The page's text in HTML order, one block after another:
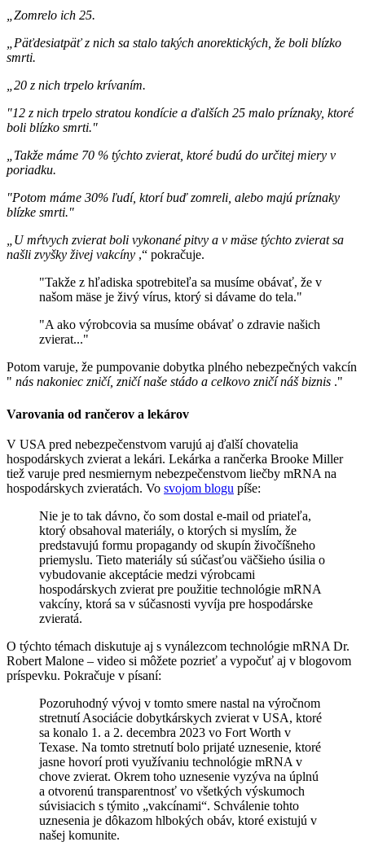
„Zomrelo ich 25.
„Päťdesiatpäť z nich sa stalo takých anorektických, že boli blízko
smrti.
„20 z nich trpelo krívaním.
"12 z nich trpelo stratou kondície a ďalších 25 malo príznaky, ktoré
boli blízko smrti."
„Takže máme 70 % týchto zvierat, ktoré budú do určitej miery v
poriadku.
"Potom máme 30% ľudí, ktorí buď zomreli, alebo majú príznaky
blízke smrti."
„U mŕtvych zvierat boli vykonané pitvy a v mäse týchto zvierat sa
našli zvyšky živej vakcíny ,“ pokračuje.
"Takže z hľadiska spotrebiteľa sa musíme obávať, že v
našom mäse je živý vírus, ktorý si dávame do tela."
"A ako výrobcovia sa musíme obávať o zdravie našich
zvierat..."
Potom varuje, že pumpovanie dobytka plného nebezpečných vakcín
" nás nakoniec zničí, zničí naše stádo a celkovo zničí náš biznis ."
Varovania od rančerov a lekárov
V USA pred nebezpečenstvom varujú aj ďalší chovatelia
hospodárskych zvierat a lekári. Lekárka a rančerka Brooke Miller
tiež varuje pred nesmiernym nebezpečenstvom liečby mRNA na
hospodárskych zvieratách. Vo svojom blogu píše:
Nie je to tak dávno, čo som dostal e-mail od priateľa,
ktorý obsahoval materiály, o ktorých si myslím, že
predstavujú formu propagandy od skupín živočíšneho
priemyslu. Tieto materiály sú súčasťou väčšieho úsilia o
vybudovanie akceptácie medzi výrobcami
hospodárskych zvierat pre použitie technológie mRNA
vakcíny, ktorá sa v súčasnosti vyvíja pre hospodárske
zvieratá.
O týchto témach diskutuje aj s vynálezcom technológie mRNA Dr.
Robert Malone – video si môžete pozrieť a vypočuť aj v blogovom
príspevku. Pokračuje v písaní:
Pozoruhodný vývoj v tomto smere nastal na výročnom
stretnutí Asociácie dobytkárskych zvierat v USA, ktoré
sa konalo 1. a 2. decembra 2023 vo Fort Worth v
Texase. Na tomto stretnutí bolo prijaté uznesenie, ktoré
jasne hovorí proti využívaniu technológie mRNA v
chove zvierat. Okrem toho uznesenie vyzýva na úplnú
a otvorenú transparentnosť vo všetkých výskumoch
súvisiacich s týmito „vakcínami“. Schválenie tohto
uznesenia je dôkazom hlbokých obáv, ktoré existujú v
našej komunite.